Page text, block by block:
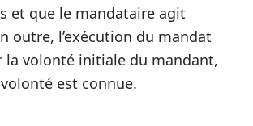
et que le mandataire agit
outre, l’exécution du mandat
la volonté initiale du mandant,
est connue.